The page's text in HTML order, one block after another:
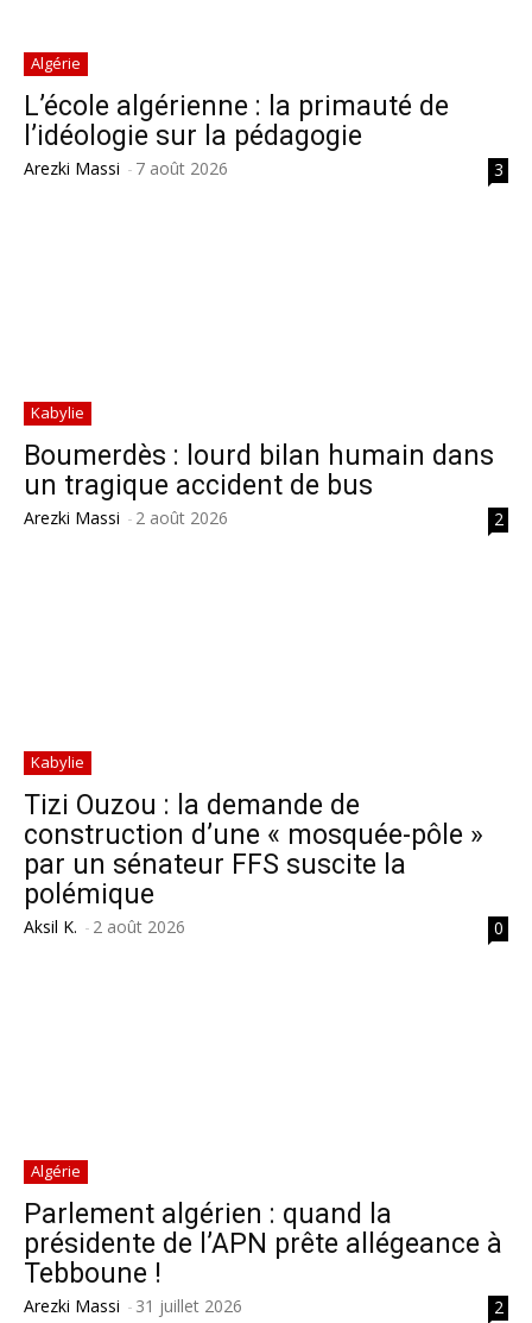
Algérie
L’école algérienne : la primauté de
l’idéologie sur la pédagogie
Arezki Massi - 7 août 2026 3
Kabylie
Boumerdès : lourd bilan humain dans
un tragique accident de bus
Arezki Massi - 2 août 2026 2
Kabylie
Tizi Ouzou : la demande de
construction d’une « mosquée-pôle »
par un sénateur FFS suscite la
polémique
Aksil K. - 2 août 2026 0
Algérie
Parlement algérien : quand la
présidente de l’APN prête allégeance à
Tebboune !
Arezki Massi - 31 juillet 2026 2